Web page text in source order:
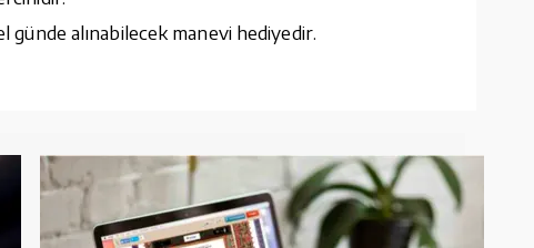
günde alınabilecek manevi hediyedir.